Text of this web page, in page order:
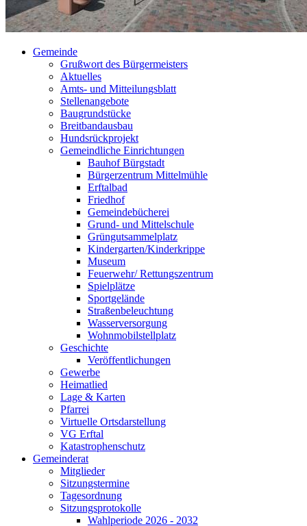
Gemeinde
Grußwort des Bürgermeisters
Aktuelles
Amts- und Mitteilungsblatt
Stellenangebote
Baugrundstücke
Breitbandausbau
Hundsrückprojekt
Gemeindliche Einrichtungen
Bauhof Bürgstadt
Bürgerzentrum Mittelmühle
Erftalbad
Friedhof
Gemeindebücherei
Grund- und Mittelschule
Grüngutsammelplatz
Kindergarten/Kinderkrippe
Museum
Feuerwehr/ Rettungszentrum
Spielplätze
Sportgelände
Straßenbeleuchtung
Wasserversorgung
Wohnmobilstellplatz
Geschichte
Veröffentlichungen
Gewerbe
Heimatlied
Lage & Karten
Pfarrei
Virtuelle Ortsdarstellung
VG Erftal
Katastrophenschutz
Gemeinderat
Mitglieder
Sitzungstermine
Tagesordnung
Sitzungsprotokolle
Wahlperiode 2026 - 2032